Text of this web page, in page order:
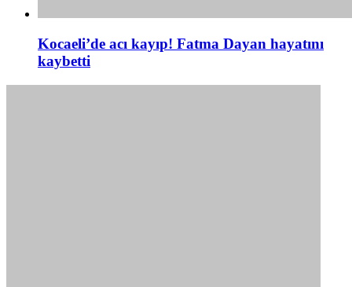
Kocaeli’de acı kayıp! Fatma Dayan hayatını
kaybetti